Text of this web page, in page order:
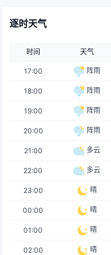
逐时天气
时间 天气
17:00 阵雨
18:00 阵雨
19:00 阵雨
20:00 阵雨
21:00 多云
22:00 多云
23:00 晴
00:00 晴
01:00 晴
02:00 晴